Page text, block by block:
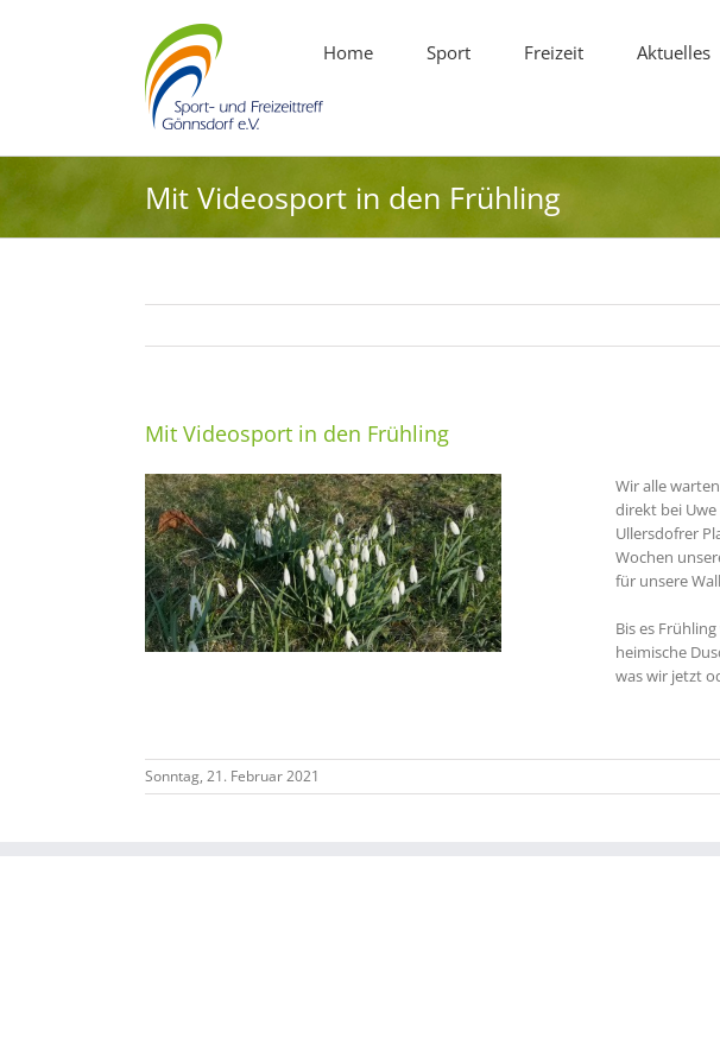
Home Sport Freizeit Aktuelles
Mit Videosport in den Frühling
Mit Videosport in den Frühling
Wir alle
direkt bei
Ullersdofrer
Wochen
für unsere
Bis es
heimische
was wir jetzt
Sonntag, 21. Februar 2021